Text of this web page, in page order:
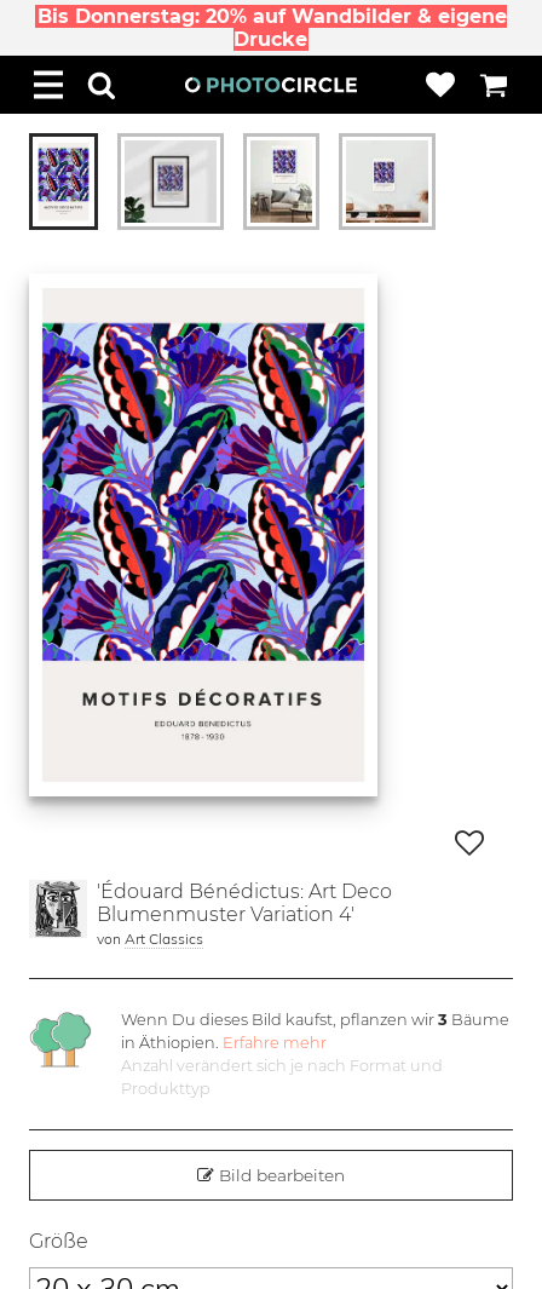
Bis Donnerstag: 20% auf Wandbilder & eigene
Drucke
'Édouard Bénédictus: Art Deco
Blumenmuster Variation 4'
von Art Classics
Wenn Du dieses Bild kaufst, pflanzen wir3 Bäume
in Äthiopien. Erfahre mehr
Anzahl verändert sich je nach Format und
Produkttyp
Bild bearbeiten
Größe